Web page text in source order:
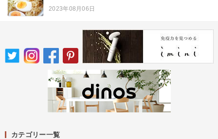
2023年08月06日
カテゴリー一覧